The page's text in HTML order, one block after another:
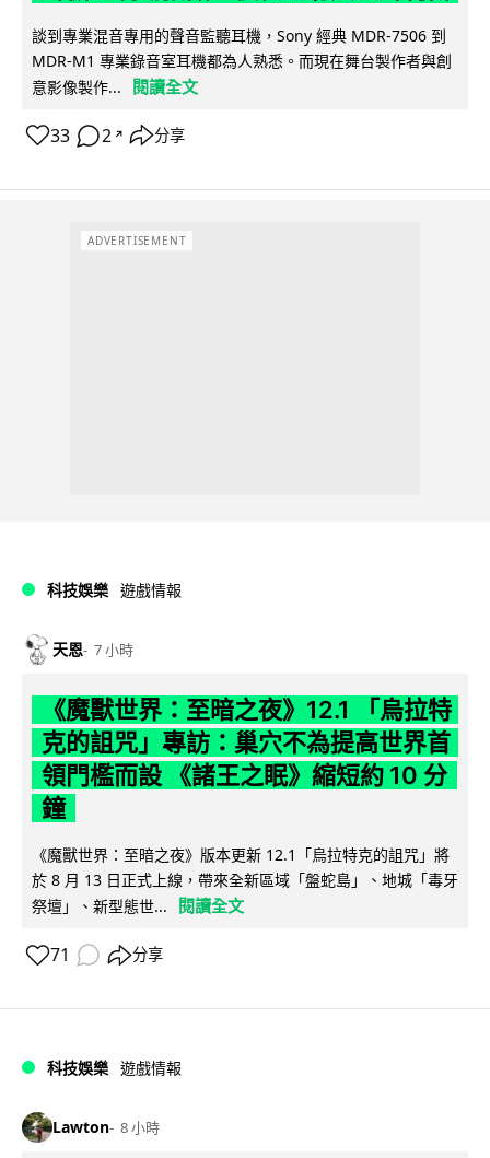
談到專業混音專用的聲音監聽耳機，Sony 經典 MDR-7506 到
MDR-M1 專業錄音室耳機都為人熟悉。而現在舞台製作者與創
意影像製作...
閱讀全文
33 2 ↗ 分享
ADVERTISEMENT
科技娛樂 遊戲情報
天恩 7 小時
《魔獸世界：至暗之夜》12.1 「烏拉特
克的詛咒」專訪：巢穴不為提高世界首
領門檻而設 《諸王之眠》縮短約 10 分
鐘
《魔獸世界：至暗之夜》版本更新 12.1「烏拉特克的詛咒」將
於 8 月 13 日正式上線，帶來全新區域「盤蛇島」、地城「毒牙
祭壇」、新型態世...
閱讀全文
71 分享
科技娛樂 遊戲情報
Lawton 8 小時